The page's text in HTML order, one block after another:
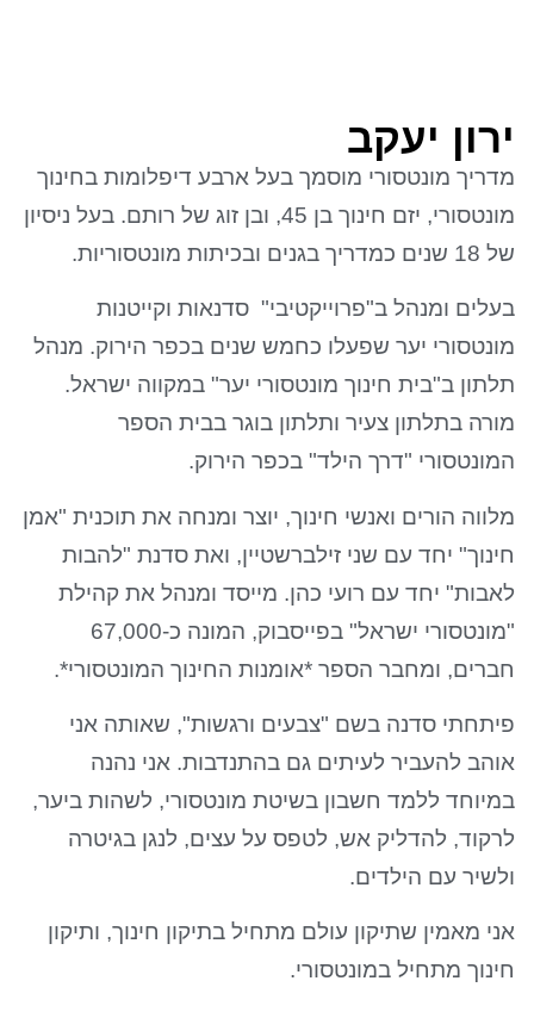
ירון יעקב
מדריך מונטסורי מוסמך בעל ארבע דיפלומות בחינוך
מונטסורי, יזם חינוך בן 45, ובן זוג של רותם. בעל ניסיון
של 18 שנים כמדריך בגנים ובכיתות מונטסוריות.
בעלים ומנהל ב"פרוייקטיבי" סדנאות וקייטנות
מונטסורי יער שפעלו כחמש שנים בכפר הירוק. מנהל
תלתון ב"בית חינוך מונטסורי יער" במקווה ישראל.
מורה בתלתון צעיר ותלתון בוגר בבית הספר
המונטסורי "דרך הילד" בכפר הירוק.
מלווה הורים ואנשי חינוך, יוצר ומנחה את תוכנית "אמן
חינוך" יחד עם שני זילברשטיין, ואת סדנת "להבות
לאבות" יחד עם רועי כהן. מייסד ומנהל את קהילת
"מונטסורי ישראל" בפייסבוק, המונה כ-67,000
חברים, ומחבר הספר *אומנות החינוך המונטסורי*.
פיתחתי סדנה בשם "צבעים ורגשות", שאותה אני
אוהב להעביר לעיתים גם בהתנדבות. אני נהנה
במיוחד ללמד חשבון בשיטת מונטסורי, לשהות ביער,
לרקוד, להדליק אש, לטפס על עצים, לנגן בגיטרה
ולשיר עם הילדים.
אני מאמין שתיקון עולם מתחיל בתיקון חינוך, ותיקון
חינוך מתחיל במונטסורי.